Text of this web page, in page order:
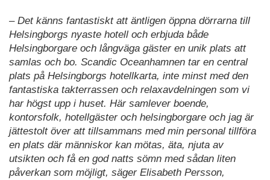
– Det känns fantastiskt att äntligen öppna dörrarna till
Helsingborgs nyaste hotell och erbjuda både
Helsingborgare och långväga gäster en unik plats att
samlas och bo. Scandic Oceanhamnen tar en central
plats på Helsingborgs hotellkarta, inte minst med den
fantastiska takterrassen och relaxavdelningen som vi
har högst upp i huset. Här samlever boende,
kontorsfolk, hotellgäster och helsingborgare och jag är
jättestolt över att tillsammans med min personal tillföra
en plats där människor kan mötas, äta, njuta av
utsikten och få en god natts sömn med sådan liten
påverkan som möjligt, säger Elisabeth Persson,